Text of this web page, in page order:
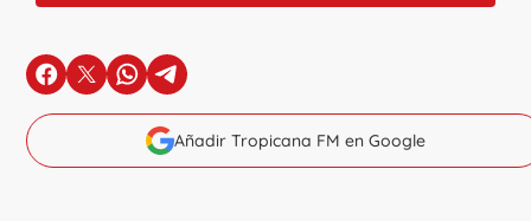
en Facebook
en Xen Whatsapp
en Telegram
Añadir Tropicana FM en Google